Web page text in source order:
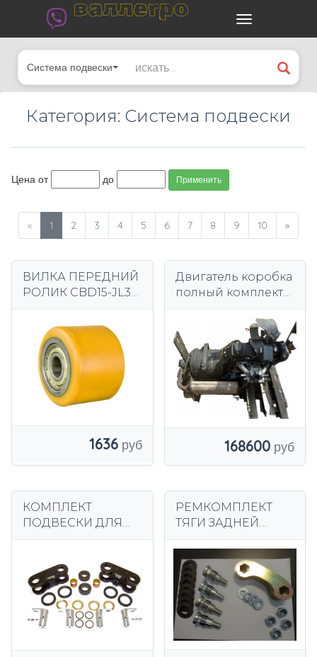
валлегро
Система подвески
Категория: Система подвески
Цена от до Применить
« 1 2 3 4 5 6 7 8 9 10 »
ВИЛКА ПЕРЕДНИЙ
РОЛИК CBD15-JL3
80x60
1636
Двигатель коробка
полный комплект
погрузчик Still R
70-16 T
168600
КОМПЛЕКТ
ПОДВЕСКИ ДЛЯ
NISSAN 1D2S D02B
РЕМКОМПЛЕКТ
ТЯГИ ЗАДНЕЙ
TOYOTA 7/8